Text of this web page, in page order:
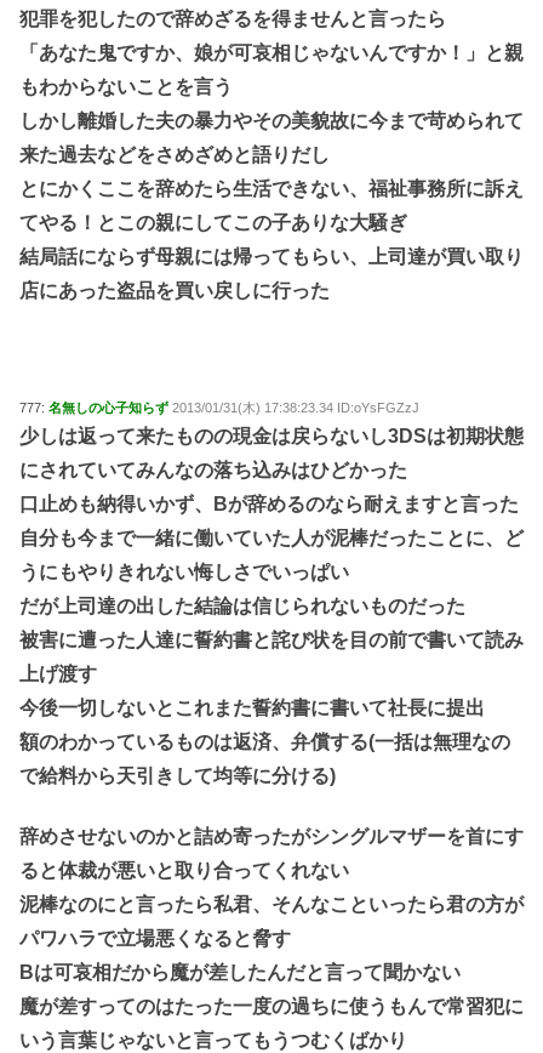
犯罪を犯したので辞めざるを得ませんと言ったら
「あなた鬼ですか、娘が可哀相じゃないんですか！」と親
もわからないことを言う
しかし離婚した夫の暴力やその美貌故に今まで苛められて
来た過去などをさめざめと語りだし
とにかくここを辞めたら生活できない、福祉事務所に訴え
てやる！とこの親にしてこの子ありな大騒ぎ
結局話にならず母親には帰ってもらい、上司達が買い取り
店にあった盗品を買い戻しに行った
777: 名無しの心子知らず 2013/01/31(木) 17:38:23.34 ID:oYsFGZzJ
少しは返って来たものの現金は戻らないし3DSは初期状態
にされていてみんなの落ち込みはひどかった
口止めも納得いかず、Bが辞めるのなら耐えますと言った
自分も今まで一緒に働いていた人が泥棒だったことに、ど
うにもやりきれない悔しさでいっぱい
だが上司達の出した結論は信じられないものだった
被害に遭った人達に誓約書と詫び状を目の前で書いて読み
上げ渡す
今後一切しないとこれまた誓約書に書いて社長に提出
額のわかっているものは返済、弁償する(一括は無理なの
で給料から天引きして均等に分ける)
辞めさせないのかと詰め寄ったがシングルマザーを首にす
ると体裁が悪いと取り合ってくれない
泥棒なのにと言ったら私君、そんなこといったら君の方が
パワハラで立場悪くなると脅す
Bは可哀相だから魔が差したんだと言って聞かない
魔が差すってのはたった一度の過ちに使うもんで常習犯に
いう言葉じゃないと言ってもうつむくばかり